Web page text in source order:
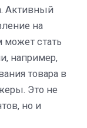
Активный
на
стать
например,
товара в
Это не
но и